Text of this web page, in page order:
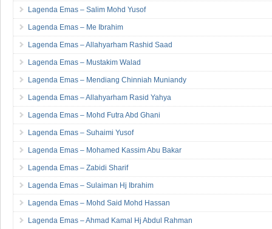
Lagenda Emas – Salim Mohd Yusof
Lagenda Emas – Me Ibrahim
Lagenda Emas – Allahyarham Rashid Saad
Lagenda Emas – Mustakim Walad
Lagenda Emas – Mendiang Chinniah Muniandy
Lagenda Emas – Allahyarham Rasid Yahya
Lagenda Emas – Mohd Futra Abd Ghani
Lagenda Emas – Suhaimi Yusof
Lagenda Emas – Mohamed Kassim Abu Bakar
Lagenda Emas – Zabidi Sharif
Lagenda Emas – Sulaiman Hj Ibrahim
Lagenda Emas – Mohd Said Mohd Hassan
Lagenda Emas – Ahmad Kamal Hj Abdul Rahman